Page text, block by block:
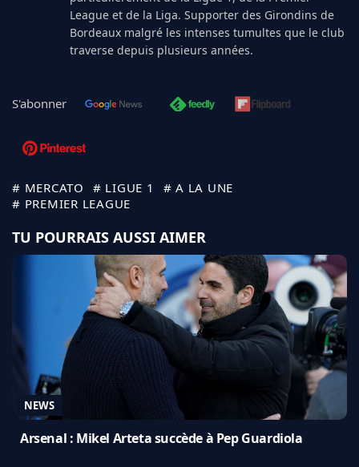
League et de la Liga. Supporter des Girondins de
Bordeaux malgré les intenses tumultes que le club
traverse depuis plusieurs années.
S'abonner
# MERCATO # LIGUE 1
# A LA UNE
# PREMIER LEAGUE
TU POURRAIS AUSSI AIMER
NEWS
Arsenal : Mikel Arteta succède à Pep Guardiola